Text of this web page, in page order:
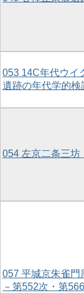
053 14C年代ウイ
遺跡の年代学的検
054 左京二条三
057 平城京朱雀門
－第552次・第